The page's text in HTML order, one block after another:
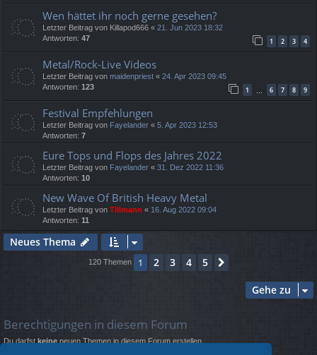
Wen hättet ihr noch gerne gesehen?
Letzter Beitrag von Killapod666 « 21. Jun 2023 18:32
Antworten: 47 1 2 3 4
Metal/Rock-Live Videos
Letzter Beitrag von maidenpriest « 24. Apr 2023 09:45
Antworten: 123 1 … 6 7 8 9
Festival Empfehlungen
Letzter Beitrag von Fayelander « 5. Apr 2023 12:53
Antworten: 7
Eure Tops und Flops des Jahres 2022
Letzter Beitrag von Fayelander « 31. Dez 2022 11:36
Antworten: 10
New Wave Of British Heavy Metal
Letzter Beitrag von Tillmann « 16. Aug 2022 09:04
Antworten: 11
Neues Thema
120 Themen 1 2 3 4 5
Gehe zu
Berechtigungen in diesem Forum
Du darfst keine neuen Themen in diesem Forum erstellen.